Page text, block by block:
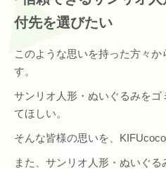
付先を選びたい
このような思いを持った方々
す。
サンリオ人形・ぬいぐるみを
てほしい。
そんな皆様の思いを、
また、サンリオ人形・ぬいぐ